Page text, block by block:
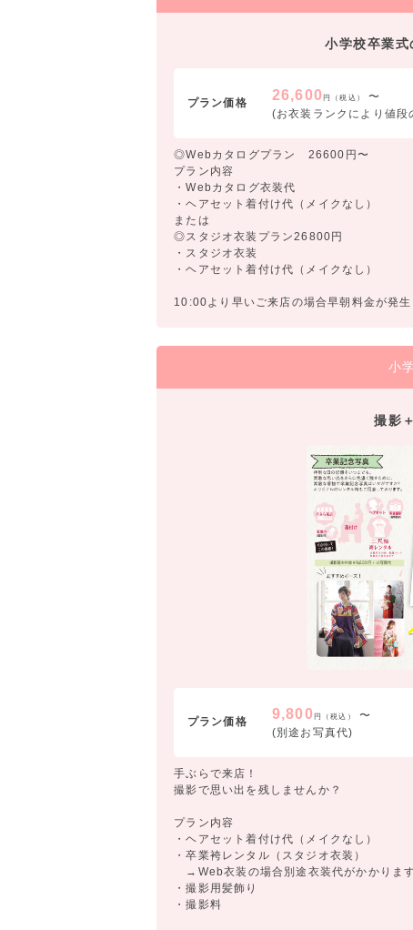
小学校卒業
プラン価格 26,600 円（税込）
〜
(お衣装ランクにより値段
◎Webカタログプラン 26600円〜
プラン内容
・Webカタログ衣装代
・ヘアセット着付け代（メイクなし）
または
◎スタジオ衣装プラン26800円
・スタジオ衣装
・ヘアセット着付け代（メイクなし）
10:00より早いご来店の場合早朝料金が発生
小
撮影
プラン価格 9,800 円（税込）
〜
(別途お写真代)
手ぶらで来店！
撮影で思い出を残しませんか？
プラン内容
・ヘアセット着付け代（メイクなし）
・卒業袴レンタル（スタジオ衣装）
→Web衣装の場合別途衣装代がかかります
・撮影用髪飾り
・撮影料